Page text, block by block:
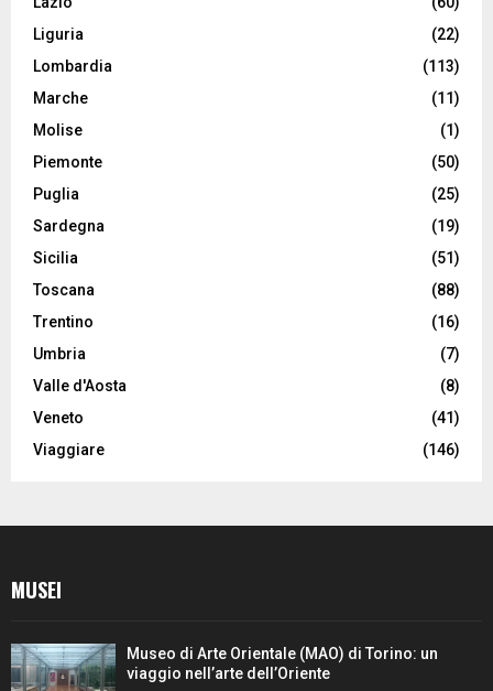
Liguria
(22)
Lombardia
(113)
Marche
(11)
Molise
(1)
Piemonte
(50)
Puglia
(25)
Sardegna
(19)
Sicilia
(51)
Toscana
(88)
Trentino
(16)
Umbria
(7)
Valle d'Aosta
(8)
Veneto
(41)
Viaggiare
(146)
MUSEI
Museo di Arte Orientale (MAO) di Torino: un
viaggio nell’arte dell’Oriente